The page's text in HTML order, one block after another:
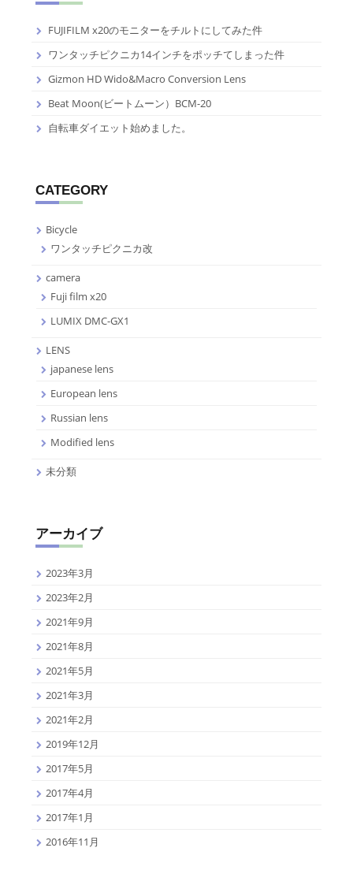
FUJIFILM x20のモニターをチルトにしてみた件
ワンタッチピクニカ14インチをポッチてしまった件
Gizmon HD Wido&Macro Conversion Lens
Beat Moon(ビートムーン）BCM-20
自転車ダイエット始めました。
CATEGORY
Bicycle
ワンタッチピクニカ改
camera
Fuji film x20
LUMIX DMC-GX1
LENS
japanese lens
European lens
Russian lens
Modified lens
未分類
アーカイブ
2023年3月
2023年2月
2021年9月
2021年8月
2021年5月
2021年3月
2021年2月
2019年12月
2017年5月
2017年4月
2017年1月
2016年11月